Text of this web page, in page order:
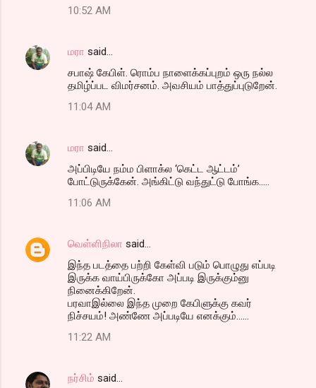
10:52 AM
மரா said…
சபாஷ் கேபிள். ரொம்ப நாளைக்கப்புறம் ஒரு நல்ல
தமிழ்ப்பட விமர்சனம். அவசியம் பாத்துப்புடுறேன்.
11:04 AM
மரா said…
அப்பிடியே நம்ம பிளாக்ல ‘கெட்ட ஆட்டம்’
போட்டுருக்கேன். அங்கிட்டு வந்துட்டு போங்க.....
11:06 AM
வெள்ளிநிலா said…
இந்த படத்தை பற்றி கேள்வி படும் பொழுது எப்படி
இருக்க வாய்பிருக்கோ அப்படி இருக்கும்னு
நினைக்கிறேன்.
பரவாஇல்லை இந்த முறை கேபிளுக்கு கவர்
நிச்சயம்! அண்ணே அப்படியே எனக்கும்......
11:22 AM
நர்சிம் said…